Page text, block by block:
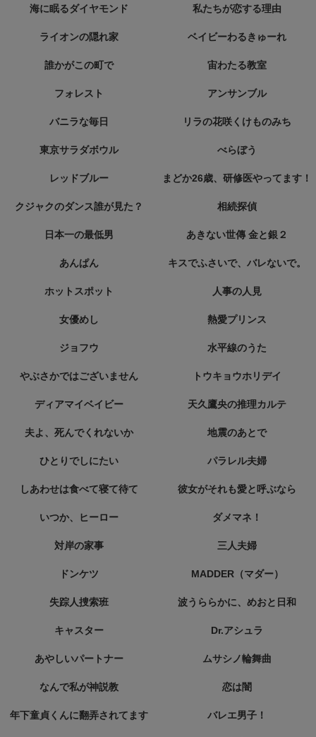
海に眠るダイヤモンド 私たちが恋する理由
ライオンの隠れ家 ベイビーわるきゅーれ
誰かがこの町で 宙わたる教室
フォレスト アンサンブル
バニラな毎日 リラの花咲くけものみち
東京サラダボウル べらぼう
レッドブルー まどか26歳、研修医やってます！
クジャクのダンス誰が見た？ 相続探偵
日本一の最低男 あきない世傳 金と銀２
あんぱん キスでふさいで、バレないで。
ホットスポット 人事の人見
女優めし 熱愛プリンス
ジョフウ 水平線のうた
やぶさかではございません トウキョウホリデイ
ディアマイベイビー 天久鷹央の推理カルテ
夫よ、死んでくれないか 地震のあとで
ひとりでしにたい パラレル夫婦
しあわせは食べて寝て待て 彼女がそれも愛と呼ぶなら
いつか、ヒーロー ダメマネ！
対岸の家事 三人夫婦
ドンケツ MADDER（マダー）
失踪人捜索班 波うららかに、めおと日和
キャスター Dr.アシュラ
あやしいパートナー ムサシノ輪舞曲
なんで私が神説教 恋は闇
年下童貞くんに翻弄されてます バレエ男子！